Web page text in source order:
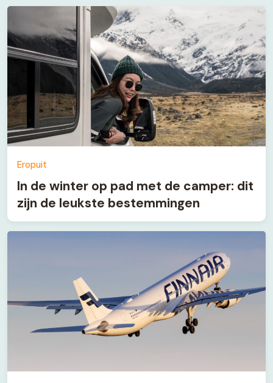
Eropuit
In de winter op pad met de camper: dit
zijn de leukste bestemmingen